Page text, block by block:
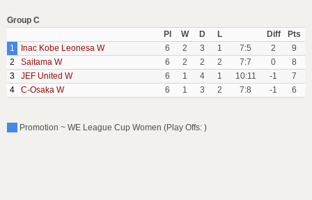
Group C
Pl
W D L Diff
Pts
1
Inac Kobe Leonesa W 6 2 3 1 7:5 2
9
2
Saitama W 6 2 2 2 7:7 0
8
3
JEF United W 6 1 4 1 10:11 -1
7
4
C-Osaka W 6 1 3 2 7:8 -1 6
Promotion ~ WE League Cup Women (Play Offs: )